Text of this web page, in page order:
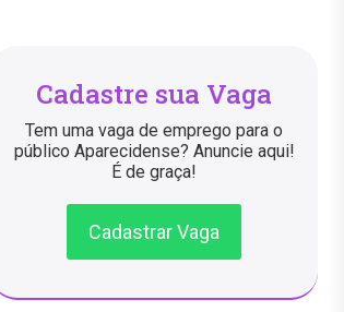
Cadastre sua Vaga
Tem uma vaga de emprego para o
público Aparecidense? Anuncie aqui!
É de graça!
Cadastrar Vaga